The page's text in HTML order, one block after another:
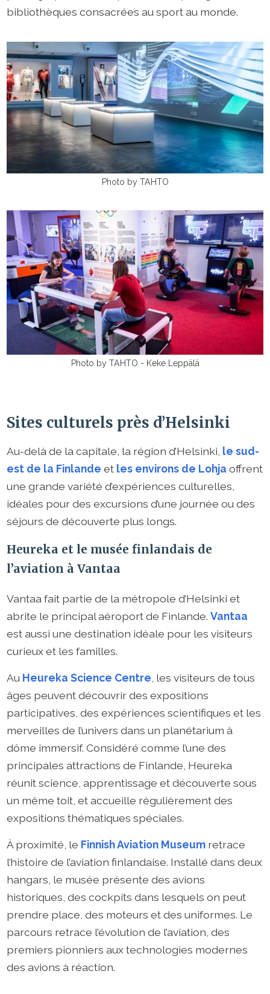
bibliothèques consacrées au sport au monde.
Photo by TAHTO
Photo by TAHTO - Keke Leppälä
Sites culturels près d’Helsinki
Au-delà de la capitale, la région d’Helsinki, le sud-
est de la Finlande et les environs de Lohja offrent
une grande variété d’expériences culturelles,
idéales pour des excursions d’une journée ou des
séjours de découverte plus longs.
Heureka et le musée finlandais de
l’aviation à Vantaa
Vantaa fait partie de la métropole d’Helsinki et
abrite le principal aéroport de Finlande. Vantaa
est aussi une destination idéale pour les visiteurs
curieux et les familles.
Au Heureka Science Centre, les visiteurs de tous
âges peuvent découvrir des expositions
participatives, des expériences scientifiques et les
merveilles de l’univers dans un planétarium à
dôme immersif. Considéré comme l’une des
principales attractions de Finlande, Heureka
réunit science, apprentissage et découverte sous
un même toit, et accueille régulièrement des
expositions thématiques spéciales.
À proximité, le Finnish Aviation Museum retrace
l’histoire de l’aviation finlandaise. Installé dans deux
hangars, le musée présente des avions
historiques, des cockpits dans lesquels on peut
prendre place, des moteurs et des uniformes. Le
parcours retrace l’évolution de l’aviation, des
premiers pionniers aux technologies modernes
des avions à réaction.